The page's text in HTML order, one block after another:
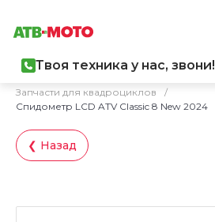
Твоя техника у нас, звони!
Запчасти для квадроциклов
/
Спидометр LCD ATV Classic 8 New 2024
❮ Назад